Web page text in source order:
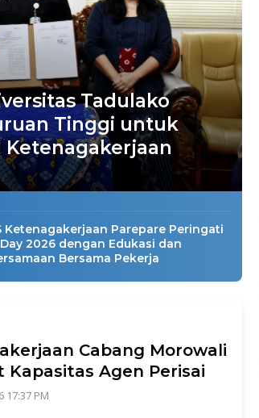
Tadulako
Tinggi untuk
Ketenagakerjaan
Ketenagakerjaan Parepare Peringati
2026 dengan Edukasi dan
Bersama Pekerja
Cabang Morowali
Kapasitas Agen Perisai
17:37 PM